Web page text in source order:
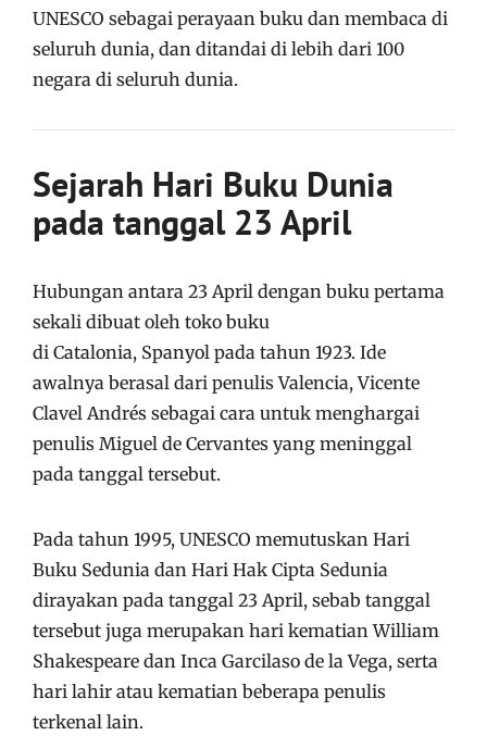
UNESCO sebagai perayaan buku dan membaca di
seluruh dunia, dan ditandai di lebih dari 100
negara di seluruh dunia.
Sejarah Hari Buku Dunia
pada tanggal 23 April
Hubungan antara 23 April dengan buku pertama
sekali dibuat oleh toko buku
di Catalonia, Spanyol pada tahun 1923. Ide
awalnya berasal dari penulis Valencia, Vicente
Clavel Andrés sebagai cara untuk menghargai
penulis Miguel de Cervantes yang meninggal
pada tanggal tersebut.
Pada tahun 1995, UNESCO memutuskan Hari
Buku Sedunia dan Hari Hak Cipta Sedunia
dirayakan pada tanggal 23 April, sebab tanggal
tersebut juga merupakan hari kematian William
Shakespeare dan Inca Garcilaso de la Vega, serta
hari lahir atau kematian beberapa penulis
terkenal lain.